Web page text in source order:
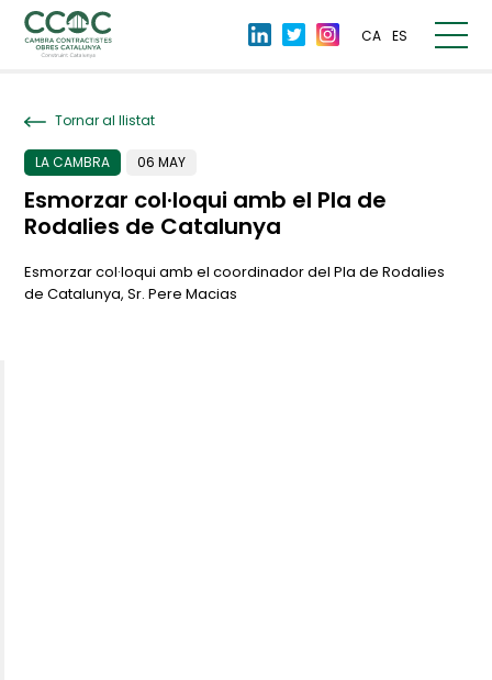
CA ES
Tornar al llistat
LA CAMBRA 06 MAY
Esmorzar col·loqui amb el Pla de
Rodalies de Catalunya
Esmorzar col·loqui amb el coordinador del Pla de Rodalies
de Catalunya, Sr. Pere Macias